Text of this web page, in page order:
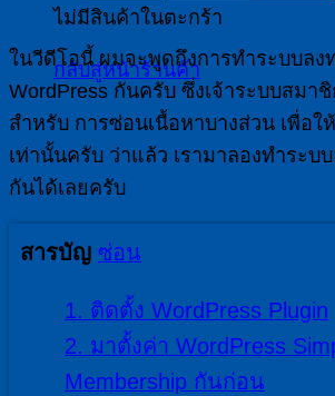
ไม่มีสินค้าในตะกร้า
กลับสู่หน้าร้านค้า
ในวีดีโอนี้ ผมจะพูดถึงการทำระบบลง
WordPress กันครับ ซึ่งเจ้าระบบสมา
สำหรับ การซ่อนเนื้อหาบางส่วน เพื่อใ
เท่านั้นครับ ว่าแล้ว เรามาลองทำระบ
กันได้เลยครับ
สารบัญ ซ่อน
1. ติดตั้ง WordPress Plugin
2. มาตั้งค่า WordPress
Membership กันก่อน